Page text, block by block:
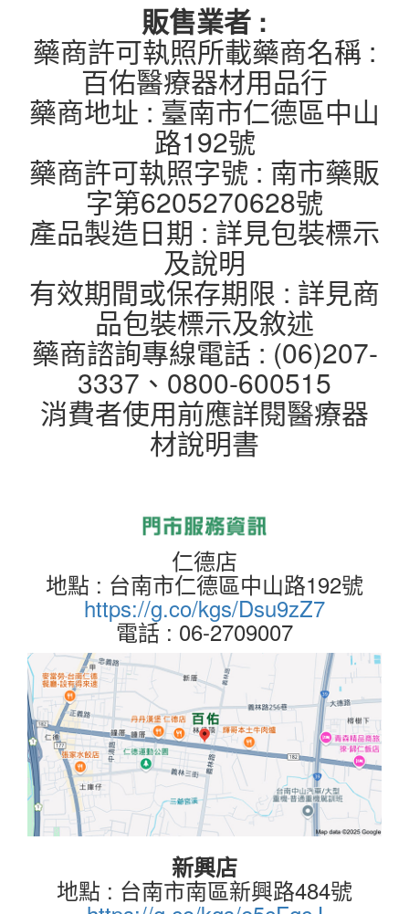
販售業者 :
藥商許可執照所載藥商名稱 :
百佑醫療器材用品行
藥商地址 : 臺南市仁德區中山
路192號
藥商許可執照字號 : 南市藥販
字第6205270628號
產品製造日期 : 詳見包裝標示
及說明
有效期間或保存期限 : 詳見商
品包裝標示及敘述
藥商諮詢專線電話 : (06)207-
3337、0800-600515
消費者使用前應詳閱醫療器
材說明書
仁德店
地點 : 台南市仁德區中山路192號
https://g.co/kgs/Dsu9zZ7
電話 : 06-2709007
新興店
地點 : 台南市南區新興路484號